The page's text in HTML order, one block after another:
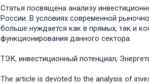
Статья посвящена анализу
России. В условиях современной
больше нуждается как в прямых, так и
функционирования данного сектора.
ТЭК, инвестиционный потенциал,
The article is devoted to the analysis of